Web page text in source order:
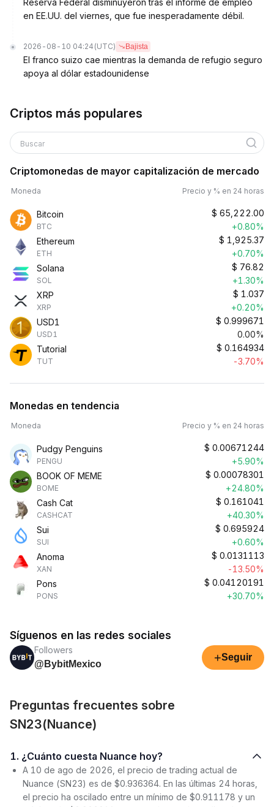
Reserva Federal disminuyeron tras el informe de empleo
en EE.UU. del viernes, que fue inesperadamente débil.
2026-08-10 04:24 (UTC) Bajista
El franco suizo cae mientras la demanda de refugio seguro
apoya al dólar estadounidense
Criptos más populares
Buscar
Criptomonedas de mayor capitalización de mercado
Moneda Precio y % en 24 horas
Bitcoin
BTC
$ 65,222.00
+0.80%
Ethereum
ETH
$ 1,925.37
+0.70%
Solana
SOL
$ 76.82
+1.30%
XRP
XRP
$ 1.037
+0.20%
USD1
USD1
$ 0.999671
0.00%
Tutorial
TUT
$ 0.164934
-3.70%
Monedas en tendencia
Moneda Precio y % en 24 horas
Pudgy Penguins
PENGU
$ 0.00671244
+5.90%
BOOK OF MEME
BOME
$ 0.00078301
+24.80%
Cash Cat
CASHCAT
$ 0.161041
+40.30%
Sui
SUI
$ 0.695924
+0.60%
Anoma
XAN
$ 0.0131113
-13.50%
Pons
PONS
$ 0.04120191
+30.70%
Síguenos en las redes sociales
Followers
@BybitMexico
+Seguir
Preguntas frecuentes sobre
SN23(Nuance)
1. ¿Cuánto cuesta Nuance hoy?
A 10 de ago de 2026, el precio de trading actual de
Nuance (SN23) es de $0.936364. En las últimas 24 horas,
el precio ha oscilado entre un mínimo de $0.911178 y un